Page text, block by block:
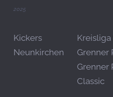
2025
Kickers
Neunkirchen
Grenner
Grenner
Classic